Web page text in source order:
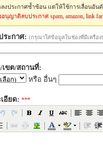
ลงประกาศซ้ำซ้อน แต่ให้ใช้การเลื่อนอั
นุญาติลบประกาศ spam, amazon, link
ระกาศ: (กรุณาใส่ข้อมูลในช่องที่มีเครื่อ
/เขต/สถานที่:
หรือ อื่นๆ
อียด: ***